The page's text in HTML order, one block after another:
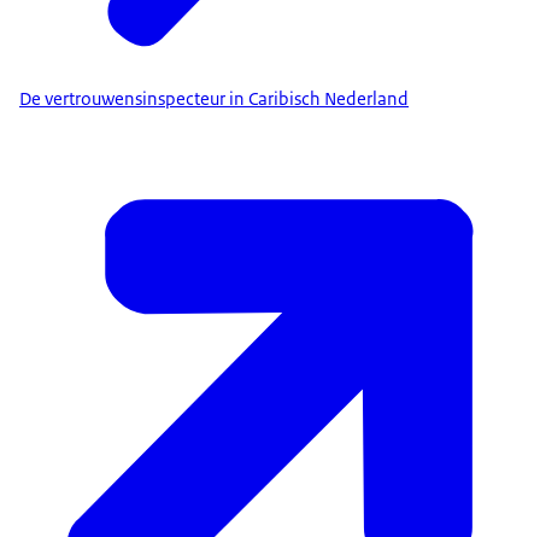
De vertrouwensinspecteur in Caribisch Nederland